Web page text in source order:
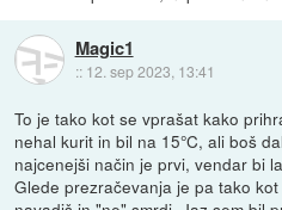
Magic1
:: 12. sep 2023, 13:41
To je tako kot se vprašat kako
nehal kurit in bil na 15°C, ali boš
najcenejši način je prvi, vendar bi
Glede prezračevanja je pa tako